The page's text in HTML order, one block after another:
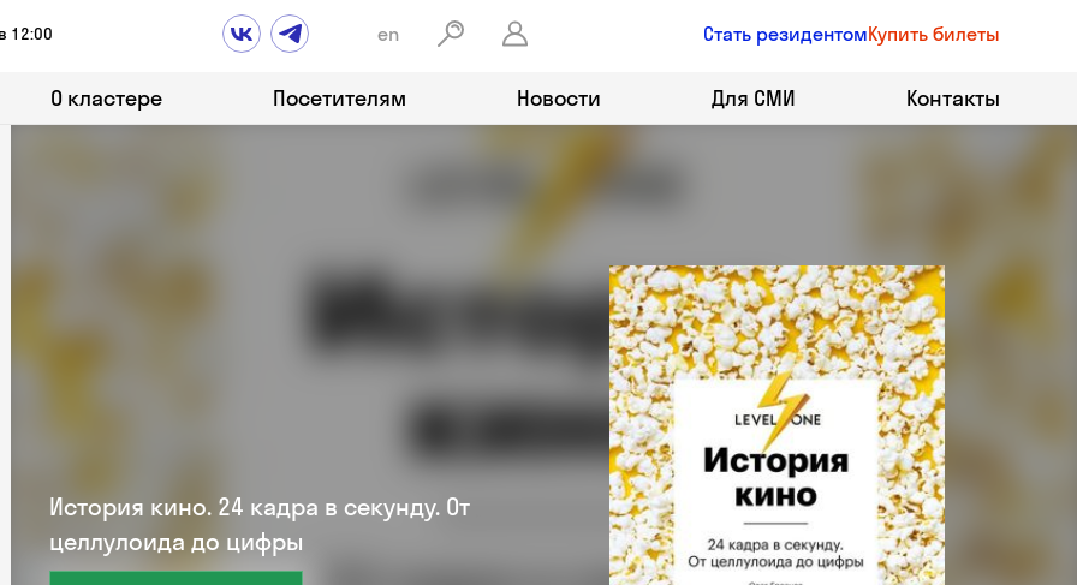
12:00 en Стать резидентомКупить билеты
О кластере Посетителям Новости Для СМИ Контакты
История кино. 24 кадра в секунду. От
целлулоида до цифры